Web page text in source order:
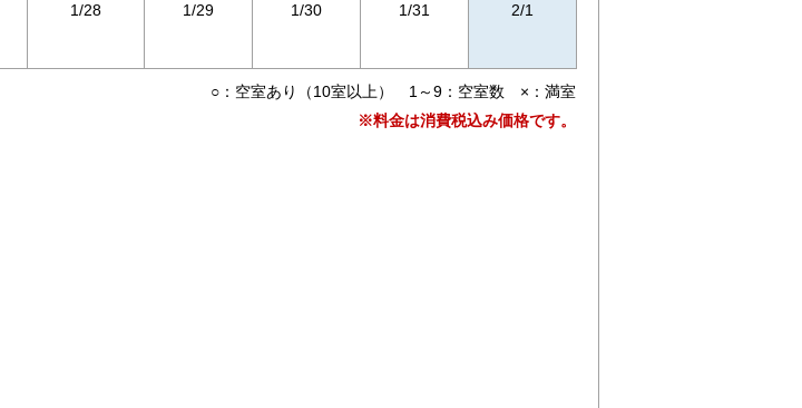
1/28 1/29 1/30 1/31 2/1
○：空室あり（10室以上） 1～9：空室数 ×：満室
※料金は消費税込み価格です。